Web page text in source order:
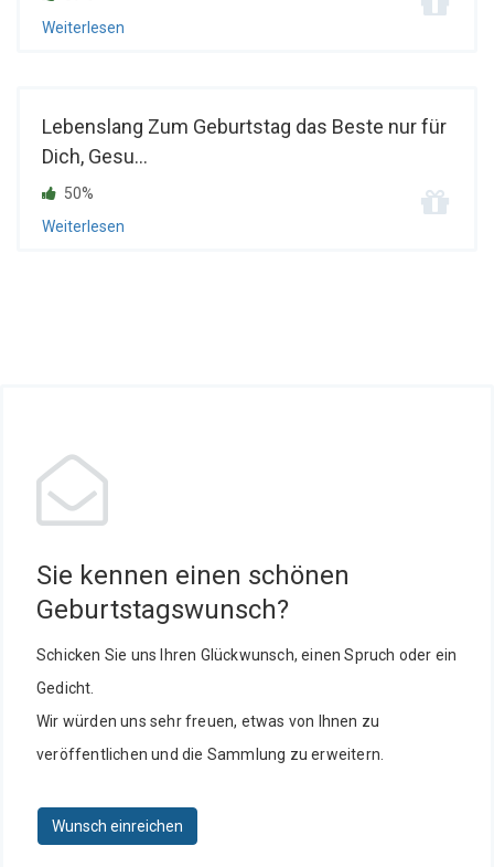
Weiterlesen
Lebenslang Zum Geburtstag das Beste nur für
Dich, Gesu...
50%
Weiterlesen
Sie kennen einen schönen
Geburtstagswunsch?
Schicken Sie uns Ihren Glückwunsch, einen Spruch oder ein
Gedicht.
Wir würden uns sehr freuen, etwas von Ihnen zu
veröffentlichen und die Sammlung zu erweitern.
Wunsch einreichen